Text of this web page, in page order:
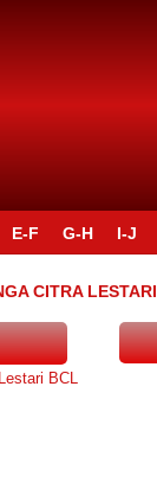
E-F G-H I-J
CITRA LESTARI
BCL